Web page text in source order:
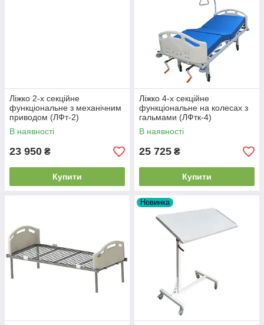
Ліжко 2-х секційне
функціональне з механічним
приводом (ЛФт-2)
В наявності
23 950 ₴
Купити
Ліжко 4-х секційне
функціональне на колесах з
гальмами (ЛФтк-4)
В наявності
25 725 ₴
Купити
Новинка